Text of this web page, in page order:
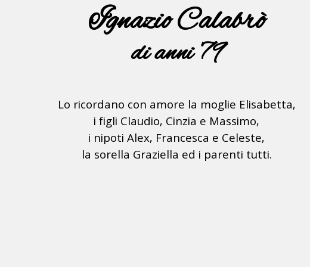
Ignazio Calabrò
di anni 79
Lo ricordano con amore la moglie Elisabetta,
i figli Claudio, Cinzia e Massimo,
i nipoti Alex, Francesca e Celeste,
la sorella Graziella ed i parenti tutti.